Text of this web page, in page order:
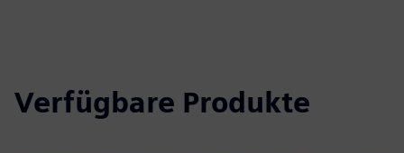
Verfügbare Produkte